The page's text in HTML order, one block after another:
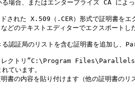
る場合、またはエンタープライズ CA に
れた X.509（.CER）形式で証明書をエク
どのテキストエディターでエクスポートし
る認証局のリストを含む証明書を追加し
レクトリ”C:\Program
ています。
書の内容を貼り付けます（他の証明書のリ